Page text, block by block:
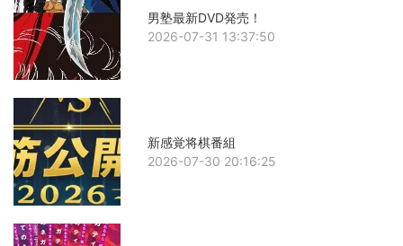
男塾最新DVD発売！
2026-07-31 13:37:50
新感覚将棋番組
2026-07-30 20:16:25